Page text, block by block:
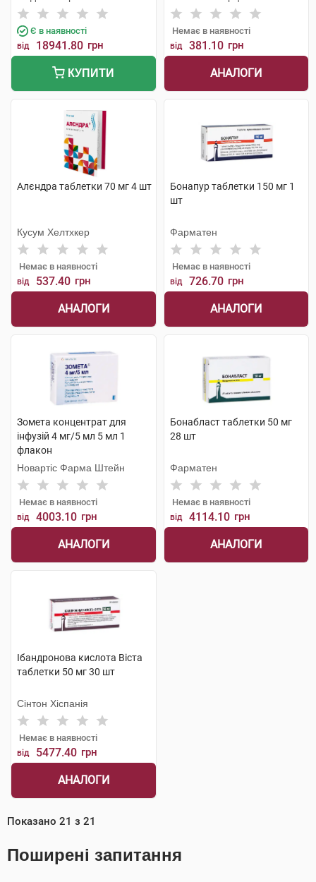
Є в наявності
від 18941.80 грн
КУПИТИ
Немає в наявності
від 381.10 грн
АНАЛОГИ
Алєндра таблетки 70 мг 4 шт
Кусум Хелтхкер
Немає в наявності
від 537.40 грн
АНАЛОГИ
Бонапур таблетки 150 мг 1
шт
Фарматен
Немає в наявності
від 726.70 грн
АНАЛОГИ
Зомета концентрат для
інфузій 4 мг/5 мл 5 мл 1
флакон
Новартіс Фарма Штейн
Немає в наявності
від 4003.10 грн
АНАЛОГИ
Бонабласт таблетки 50 мг
28 шт
Фарматен
Немає в наявності
від 4114.10 грн
АНАЛОГИ
Ібандронова кислота Віста
таблетки 50 мг 30 шт
Сінтон Хіспанія
Немає в наявності
від 5477.40 грн
АНАЛОГИ
Показано 21 з 21
Поширені запитання